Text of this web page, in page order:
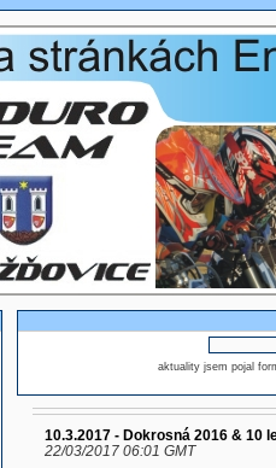
aktuality jsem pojal
10.3.2017 - Dokrosná 2016 & 10
22/03/2017 06:01 GMT